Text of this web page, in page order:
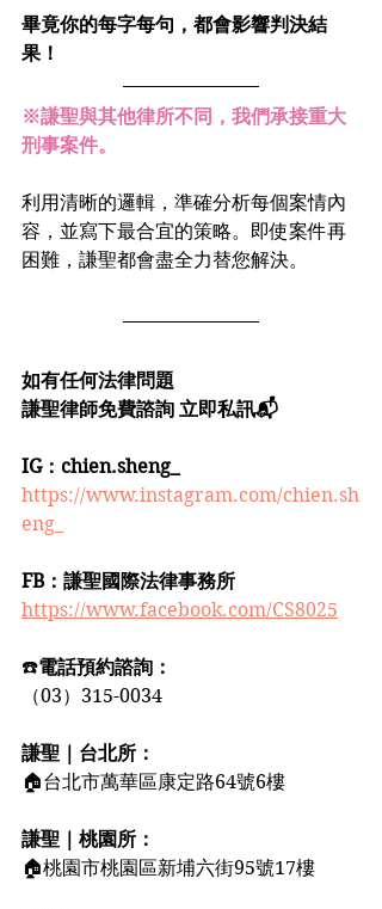
畢竟你的每字每句，都會影響判決結
果！
※謙聖與其他律所不同，我們承接重大
刑事案件。
利用清晰的邏輯，準確分析每個案情內
容，並寫下最合宜的策略。即使案件再
困難，謙聖都會盡全力替您解決。
如有任何法律問題
謙聖律師免費諮詢 立即私訊📬
IG：chien.sheng_
https://www.instagram.com/chien.sh
eng_
FB：謙聖國際法律事務所
https://www.facebook.com/CS8025
☎️電話預約諮詢：
（03）315-0034
謙聖｜台北所：
🏠台北市萬華區康定路64號6樓
謙聖｜桃園所：
🏠桃園市桃園區新埔六街95號17樓